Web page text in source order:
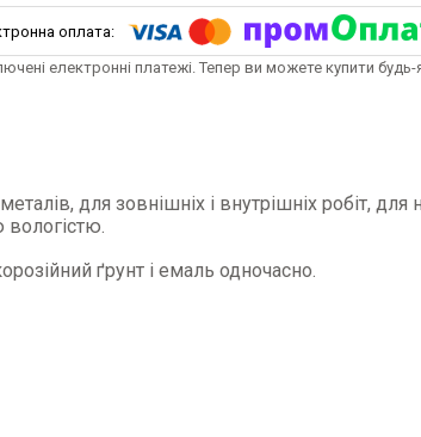
електронні платежі. Тепер ви можете купити
для зовнішніх і внутрішніх робіт, для
ґрунт і емаль одночасно.